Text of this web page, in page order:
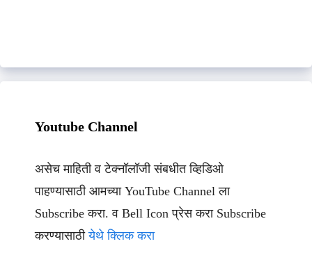
Youtube Channel
असेच माहिती व टेक्नॉलॉजी संबधीत व्हिडिओ
पाहण्यासाठी आमच्या YouTube Channel ला
Subscribe करा. व Bell Icon प्रेस करा Subscribe
करण्यासाठीयेथे क्लिक करा